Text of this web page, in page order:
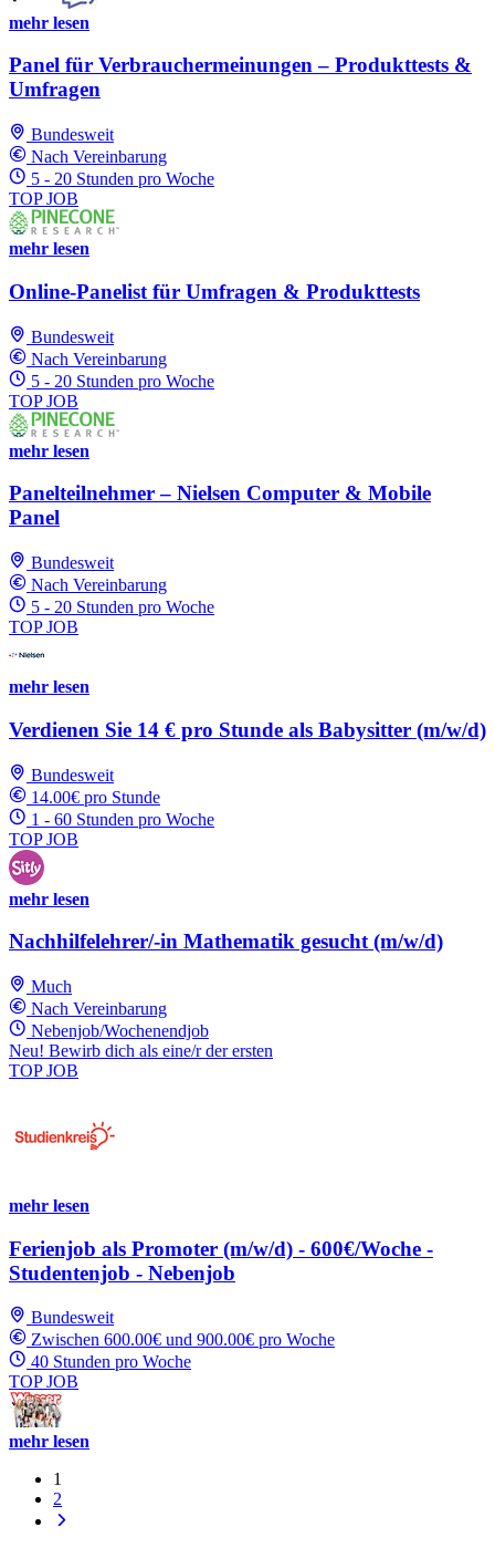
mehr lesen
Panel für Verbrauchermeinungen – Produkttests &
Umfragen
Bundesweit
Nach Vereinbarung
5 - 20 Stunden pro Woche
TOP JOB
mehr lesen
Online-Panelist für Umfragen & Produkttests
Bundesweit
Nach Vereinbarung
5 - 20 Stunden pro Woche
TOP JOB
mehr lesen
Panelteilnehmer – Nielsen Computer & Mobile
Panel
Bundesweit
Nach Vereinbarung
5 - 20 Stunden pro Woche
TOP JOB
mehr lesen
Verdienen Sie 14 € pro Stunde als Babysitter (m/w/d)
Bundesweit
14.00€ pro Stunde
1 - 60 Stunden pro Woche
TOP JOB
mehr lesen
Nachhilfelehrer/-in Mathematik gesucht (m/w/d)
Much
Nach Vereinbarung
Nebenjob/Wochenendjob
Neu! Bewirb dich als eine/r der ersten
TOP JOB
mehr lesen
Ferienjob als Promoter (m/w/d) - 600€/Woche -
Studentenjob - Nebenjob
Bundesweit
Zwischen 600.00€ und 900.00€ pro Woche
40 Stunden pro Woche
TOP JOB
mehr lesen
1
2